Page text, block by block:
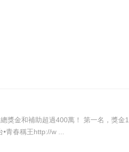
一名，獎金100萬元 第二名，
金20萬元 優勝二名，各10萬元 佳作二~四名，各5萬元 參賽每隊補助8萬元 鬥陣擂台•青春稱王http://w ...